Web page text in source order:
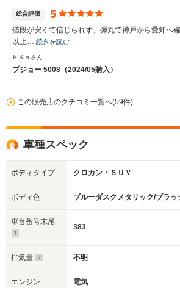
総合評価 5
値段が安くて信じられず、弾丸で神戸から愛知へ
以上… 続きを読む
ＫＫｓさん
プジョー 5008（2024/05購入）
この販売店のクチコミ一覧へ(59件)
車種スペック
ボディタイプ クロカン・ＳＵＶ
ボディ色 ブルーダスクメタリック/ブラッ
車台番号末尾
383
排気量 不明
エンジン 電気